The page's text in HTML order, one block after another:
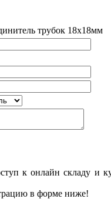
трубок 18x18мм
к онлайн складу и
в форме ниже!